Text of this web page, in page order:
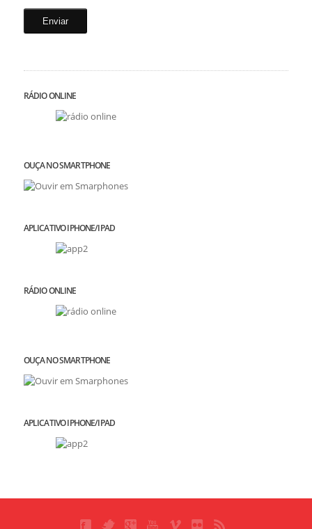
RÁDIO ONLINE
OUÇA NO SMARTPHONE
APLICATIVO IPHONE/IPAD
RÁDIO ONLINE
OUÇA NO SMARTPHONE
APLICATIVO IPHONE/IPAD